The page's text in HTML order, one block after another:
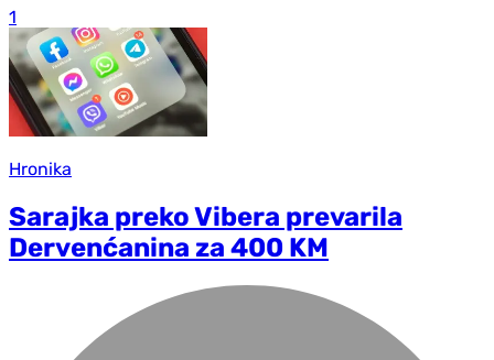
1
Hronika
Sarajka preko Vibera prevarila
Dervenćanina za 400 KM